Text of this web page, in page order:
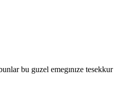
bu guzel emegınıze tesekkur